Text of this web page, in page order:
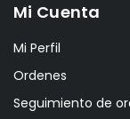
Mi Cuenta
Mi Perfil
Ordenes
Seguimiento de